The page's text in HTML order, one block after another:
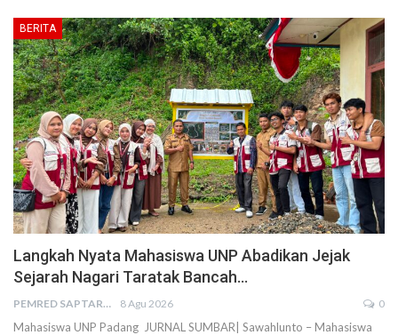
BERITA
Langkah Nyata Mahasiswa UNP Abadikan Jejak
Sejarah Nagari Taratak Bancah…
PEMRED SAPTARIUS 8 Agu 2026 0
Mahasiswa UNP Padang JURNAL SUMBAR| Sawahlunto – Mahasiswa